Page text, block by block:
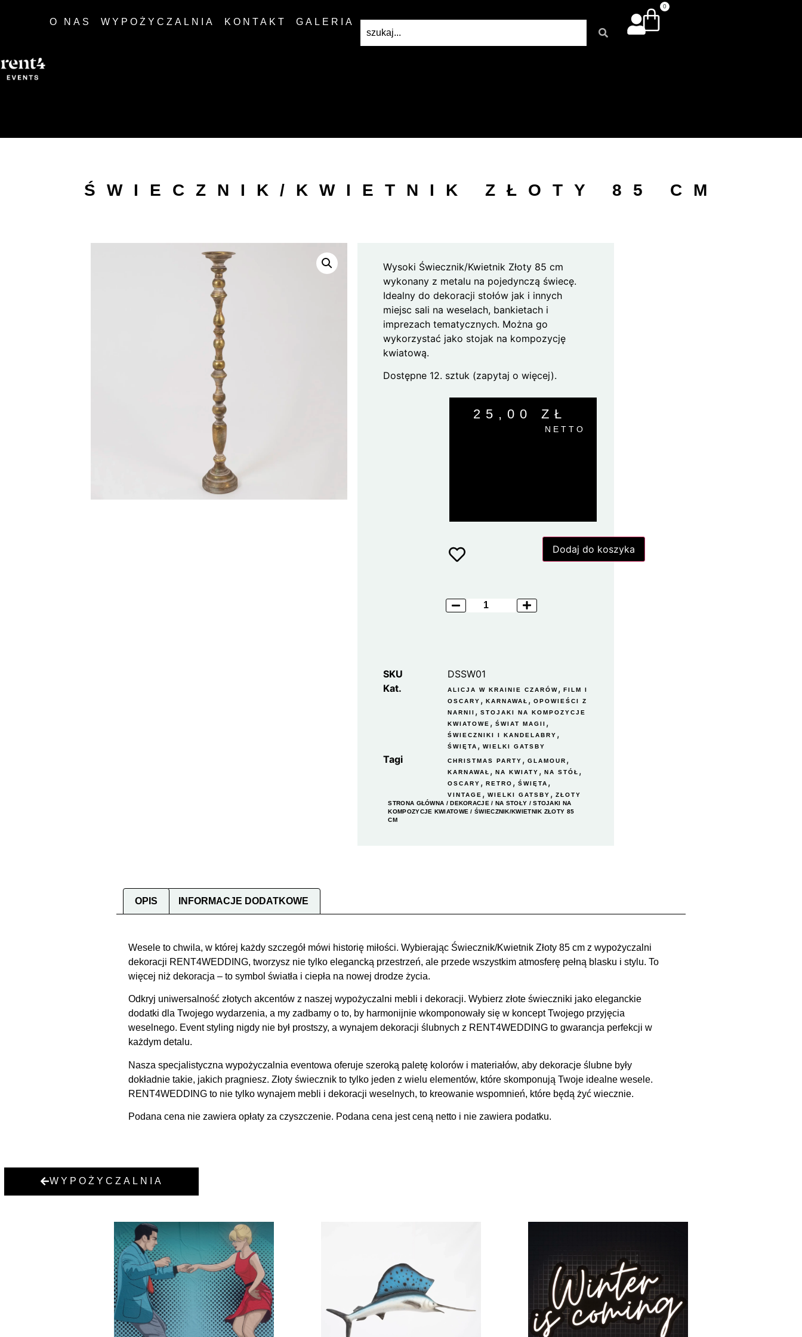
O NAS WYPOŻYCZALNIA KONTAKT GALERIA
0
ŚWIECZNIK/KWIETNIK ZŁOTY 85 CM
Wysoki Świecznik/Kwietnik Złoty 85 cm
wykonany z metalu na pojedynczą świecę.
Idealny do dekoracji stołów jak i innych
miejsc sali na weselach, bankietach i
imprezach tematycznych. Można go
wykorzystać jako stojak na kompozycję
kwiatową.
Dostępne 12. sztuk (zapytaj o więcej).
25,00 ZŁ
NETTO
Dodaj do koszyka
SKU
DSSW01
Kat.
ALICJA W KRAINIE CZARÓW,
FILM I
OSCARY , KARNAWAŁ , OPOWIEŚCI Z
NARNII
, STOJAKI NA KOMPOZYCJE
KWIATOWE , ŚWIAT MAGII ,
ŚWIECZNIKI I KANDELABRY ,
ŚWIĘTA , WIELKI GATSBY
Tagi CHRISTMAS PARTY , GLAMOUR ,
KARNAWAŁ , NA KWIATY , NA STÓŁ ,
OSCARY , RETRO , ŚWIĘTA ,
VINTAGE , WIELKI GATSBY , ZŁOTY
STRONA GŁÓWNA / DEKORACJE / NA STOŁY /STOJAKI NA
KOMPOZYCJE KWIATOWE / ŚWIECZNIK/KWIETNIK ZŁOTY 85
CM
OPIS INFORMACJE DODATKOWE
Wesele to chwila, w której każdy szczegół mówi historię miłości. Wybierając Świecznik/Kwietnik Złoty 85 cm z wypożyczalni
dekoracji RENT4WEDDING, tworzysz nie tylko elegancką przestrzeń, ale przede wszystkim atmosferę pełną blasku i stylu. To
więcej niż dekoracja – to symbol światła i ciepła na nowej drodze życia.
Odkryj uniwersalność złotych akcentów z naszej wypożyczalni mebli i dekoracji. Wybierz złote świeczniki jako eleganckie
dodatki dla Twojego wydarzenia, a my zadbamy o to, by harmonijnie wkomponowały się w koncept Twojego przyjęcia
weselnego. Event styling nigdy nie był prostszy, a wynajem dekoracji ślubnych z RENT4WEDDING to gwarancja perfekcji w
każdym detalu.
Nasza specjalistyczna wypożyczalnia eventowa oferuje szeroką paletę kolorów i materiałów, aby dekoracje ślubne były
dokładnie takie, jakich pragniesz. Złoty świecznik to tylko jeden z wielu elementów, które skomponują Twoje idealne wesele.
RENT4WEDDING to nie tylko wynajem mebli i dekoracji weselnych, to kreowanie wspomnień, które będą żyć wiecznie.
Podana cena nie zawiera opłaty za czyszczenie. Podana cena jest ceną netto i nie zawiera podatku.
WYPOŻYCZALNIA